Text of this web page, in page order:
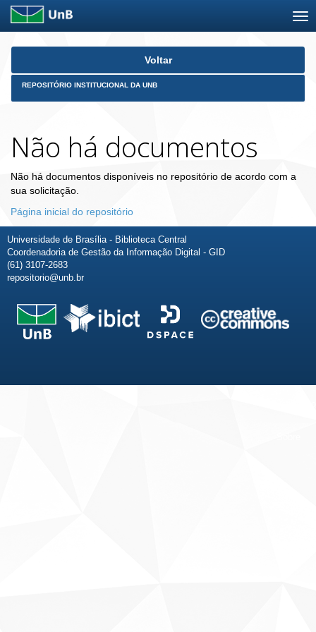
Skip
Voltar
REPOSITÓRIO INSTITUCIONAL DA UNB
Não há documentos
Não há documentos disponíveis no repositório de acordo com a
sua solicitação.
Página inicial do repositório
Universidade de Brasília - Biblioteca Central
Coordenadoria de Gestão da Informação Digital - GID
(61) 3107-2683
repositorio@unb.br